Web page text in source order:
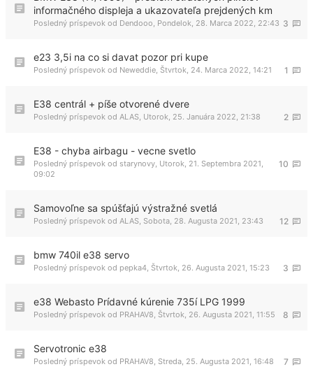
informačného displeja a ukazovateľa prejdených km
3
Posledný príspevok od Dendooo Pondelok, 28. Marca 2022, 22:43
e23 3,5i na co si davat pozor pri kupe
1
Posledný príspevok od Neweddie Štvrtok, 24. Marca 2022, 14:21
E38 centrál + píše otvorené dvere
2
Posledný príspevok od ALAS Utorok, 25. Januára 2022, 21:38
E38 - chyba airbagu - vecne svetlo
10
Posledný príspevok od starynovy Utorok, 21. Septembra 2021,
09:02
Samovoľne sa spúšťajú výstražné svetlá
12
Posledný príspevok od ALAS Sobota, 28. Augusta 2021, 23:43
bmw 740il e38 servo
3
Posledný príspevok od pepka4 Štvrtok, 26. Augusta 2021, 15:23
e38 Webasto Prídavné kúrenie 735í LPG 1999
8
Posledný príspevok od PRAHAV8 Štvrtok, 26. Augusta 2021, 11:55
Servotronic e38
7
Posledný príspevok od PRAHAV8 Streda, 25. Augusta 2021, 16:48